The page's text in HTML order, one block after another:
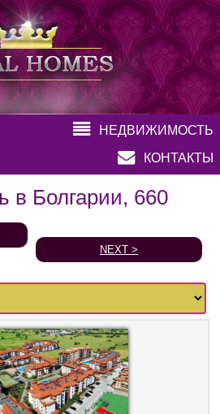
НЕДВИЖИМОСТЬ
КОНТАКТЫ
в Болгарии, 660
NEXT >